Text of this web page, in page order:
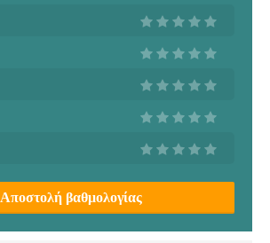
Αποστολή βαθμολογίας